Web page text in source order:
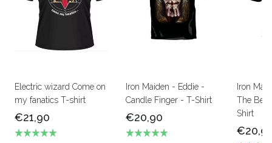
Electric wizard Come on
my fanatics T-shirt
€21,90
Iron Maiden - Eddie -
Candle Finger - T-Shirt
€20,90
Iron
The
Shirt